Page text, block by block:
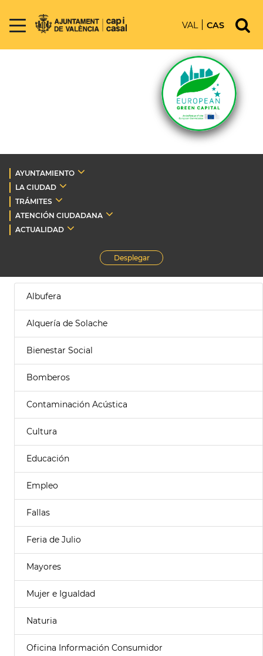
VAL CAS
AYUNTAMIENTO
LA CIUDAD
TRÁMITES
ATENCIÓN CIUDADANA
ACTUALIDAD
Desplegar
Albufera
Alquería de Solache
Bienestar Social
Bomberos
Contaminación Acústica
Cultura
Educación
Empleo
Fallas
Feria de Julio
Mayores
Mujer e Igualdad
Naturia
Oficina Información Consumidor